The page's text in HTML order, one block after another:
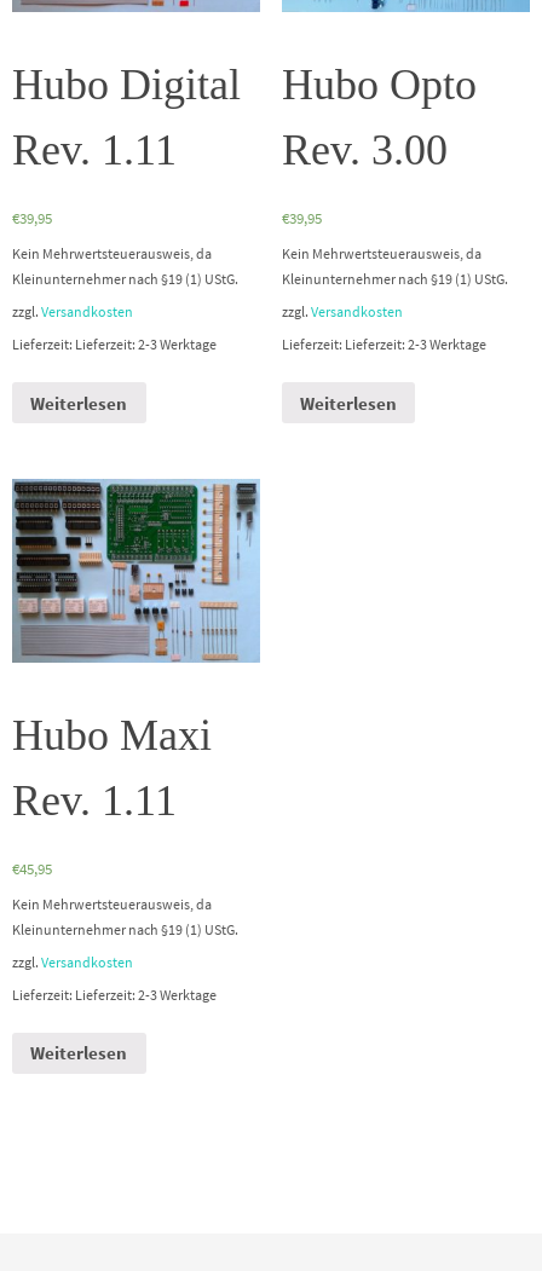
Hubo Digital
Rev. 1.11
€39,95
Kein Mehrwertsteuerausweis, da
Kleinunternehmer nach §19 (1) UStG.
zzgl. Versandkosten
Lieferzeit: Lieferzeit: 2-3 Werktage
Weiterlesen
Hubo Opto
Rev. 3.00
€39,95
Kein Mehrwertsteuerausweis, da
Kleinunternehmer nach §19 (1) UStG.
zzgl. Versandkosten
Lieferzeit: Lieferzeit: 2-3 Werktage
Weiterlesen
Hubo Maxi
Rev. 1.11
€45,95
Kein Mehrwertsteuerausweis, da
Kleinunternehmer nach §19 (1) UStG.
zzgl. Versandkosten
Lieferzeit: Lieferzeit: 2-3 Werktage
Weiterlesen